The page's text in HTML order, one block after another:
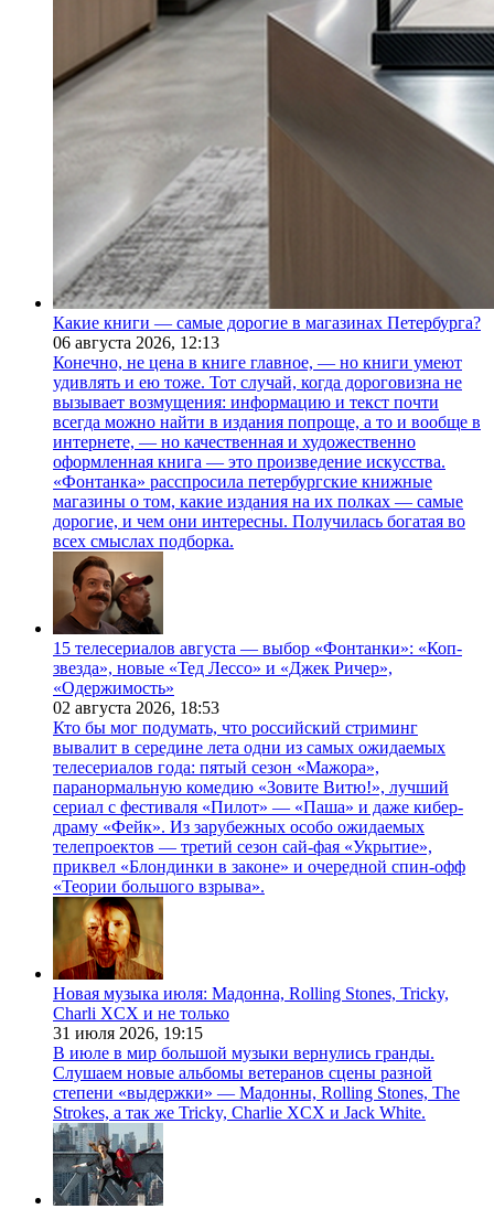
Какие книги — самые дорогие в магазинах Петербурга?
06 августа 2026, 12:13
Конечно, не цена в книге главное, — но книги умеют
удивлять и ею тоже. Тот случай, когда дороговизна не
вызывает возмущения: информацию и текст почти
всегда можно найти в издания попроще, а то и вообще в
интернете, — но качественная и художественно
оформленная книга — это произведение искусства.
«Фонтанка» расспросила петербургские книжные
магазины о том, какие издания на их полках — самые
дорогие, и чем они интересны. Получилась богатая во
всех смыслах подборка.
15 телесериалов августа — выбор «Фонтанки»: «Коп-
звезда», новые «Тед Лессо» и «Джек Ричер»,
«Одержимость»
02 августа 2026, 18:53
Кто бы мог подумать, что российский стриминг
вывалит в середине лета одни из самых ожидаемых
телесериалов года: пятый сезон «Мажора»,
паранормальную комедию «Зовите Витю!», лучший
сериал с фестиваля «Пилот» — «Паша» и даже кибер-
драму «Фейк». Из зарубежных особо ожидаемых
телепроектов — третий сезон сай-фая «Укрытие»,
приквел «Блондинки в законе» и очередной спин-офф
«Теории большого взрыва».
Новая музыка июля: Мадонна, Rolling Stones, Tricky,
Charli XCX и не только
31 июля 2026, 19:15
В июле в мир большой музыки вернулись гранды.
Слушаем новые альбомы ветеранов сцены разной
степени «выдержки» — Мадонны, Rolling Stones, The
Strokes, а так же Tricky, Charlie XCX и Jack White.